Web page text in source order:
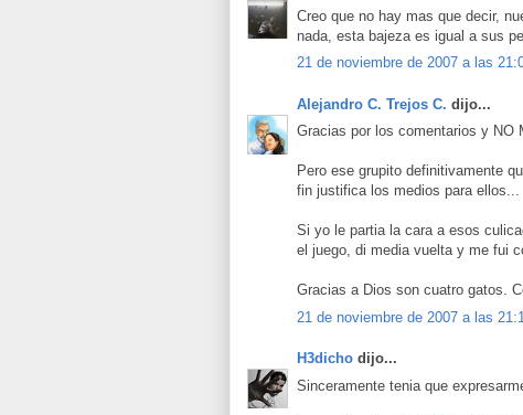
Creo que no hay mas que decir,
nada, esta bajeza es igual a sus
21 de noviembre de 2007 a las
Alejandro C. Trejos C. dijo...
Gracias por los comentarios y NO
Pero ese grupito definitivamente
fin justifica los medios para ellos...
Si yo le partia la cara a esos
el juego, di media vuelta y me fui
Gracias a Dios son cuatro gatos.
21 de noviembre de 2007 a las
H3dicho dijo...
Sinceramente tenia que